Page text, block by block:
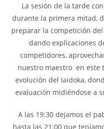
La sesión de la tarde
durante la primera mitad,
preparar la competición
dando explicaciones
competidores,
nuestro maestro en este
evolución del Iaidoka,
evaluación midiéndose a
A las 19:30 dejamos el
hasta las 21:00 que